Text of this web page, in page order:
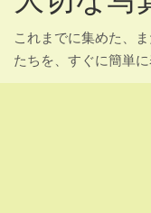
これまでに集めた、
たちを、すぐに簡単